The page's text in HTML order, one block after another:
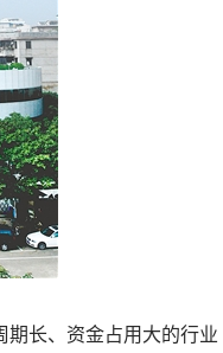
长、资金占用大的行业